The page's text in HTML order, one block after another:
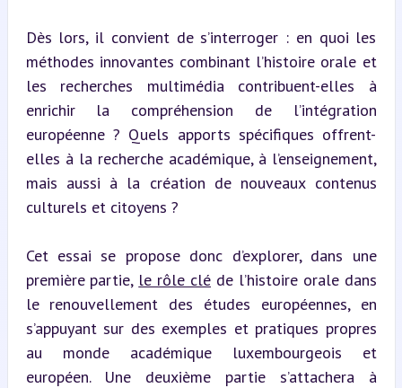
Dès lors, il convient de s’interroger : en quoi les
méthodes innovantes combinant l’histoire orale et
les recherches multimédia contribuent-elles à
enrichir la compréhension de l’intégration
européenne ? Quels apports spécifiques offrent-
elles à la recherche académique, à l’enseignement,
mais aussi à la création de nouveaux contenus
culturels et citoyens ?
Cet essai se propose donc d’explorer, dans une
première partie, le rôle clé de l’histoire orale dans
le renouvellement des études européennes, en
s’appuyant sur des exemples et pratiques propres
au monde académique luxembourgeois et
européen. Une deuxième partie s’attachera à